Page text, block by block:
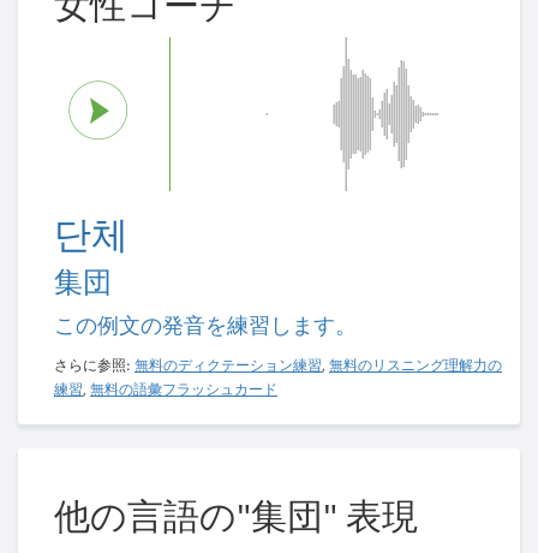
단체
集団
この例文の発音を練習します。
さらに参照: 無料のディクテーション練習, 無料のリスニング理解力の
練習, 無料の語彙フラッシュカード
他の言語の"集団" 表現